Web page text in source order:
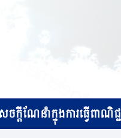
ចក្ដីណែនាំក្នុងការធ្វើពាណិជ្ជ